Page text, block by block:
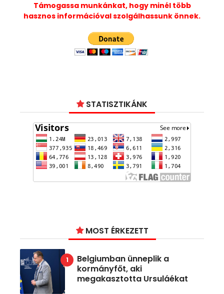
Támogassa munkánkat, hogy minél több
hasznos információval szolgálhassunk önnek.
STATISZTIKÁNK
MOST ÉRKEZETT
Belgiumban ünneplik a
kormányfőt, aki
megakasztotta Ursuláékat